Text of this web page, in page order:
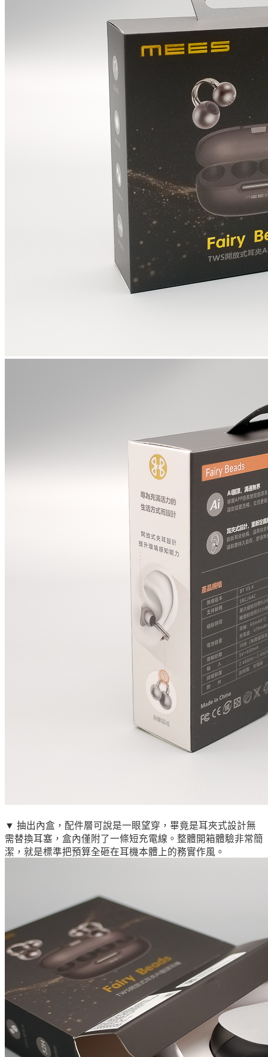
▼ 抽出內盒，配件層可說是一眼望穿，畢竟是耳夾式設計無
需替換耳塞，盒內僅附了一條短充電線。整體開箱體驗非常簡
潔，就是標準把預算全砸在耳機本體上的務實作風。